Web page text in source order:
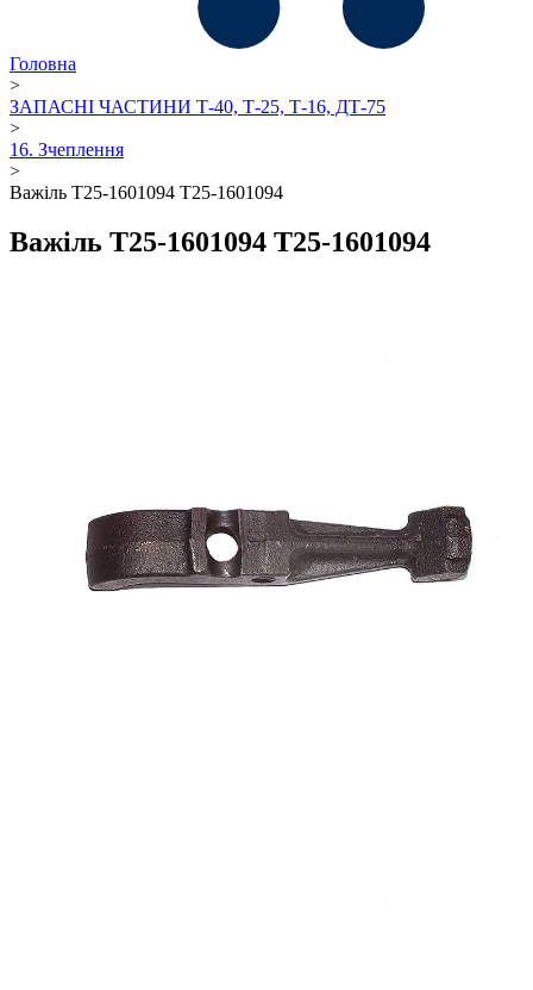
Головна
>
ЗАПАСНІ ЧАСТИНИ Т-40, Т-25, Т-16, ДТ-75
>
16. Зчеплення
>
Важіль Т25-1601094 Т25-1601094
Важіль Т25-1601094 Т25-1601094